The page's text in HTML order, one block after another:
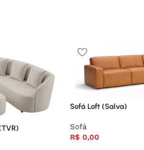
Sofá Loft (Salva)
Sofá
R$ 0,00